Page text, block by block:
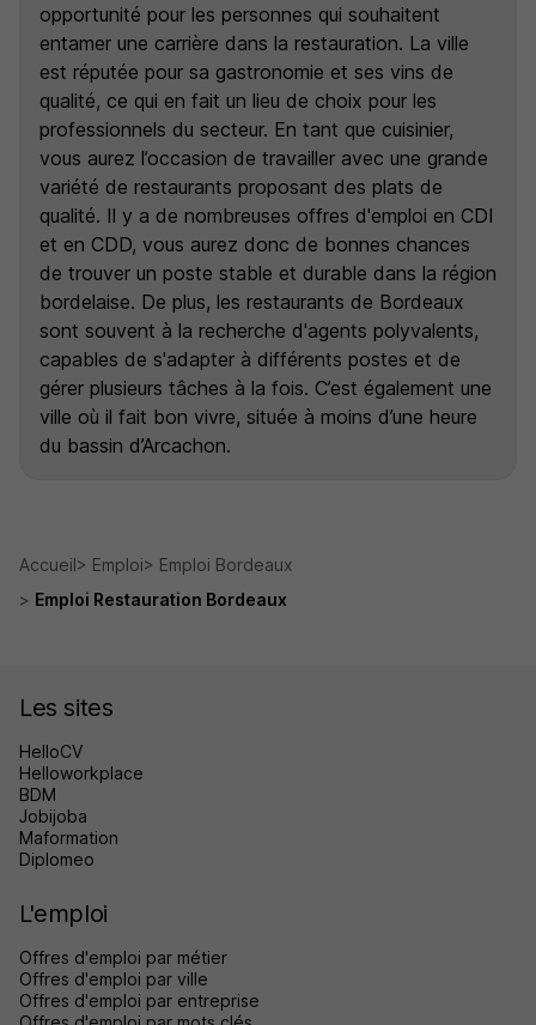
opportunité pour les personnes qui souhaitent
entamer une carrière dans la restauration. La ville
est réputée pour sa gastronomie et ses vins de
qualité, ce qui en fait un lieu de choix pour les
professionnels du secteur. En tant que cuisinier,
vous aurez l’occasion de travailler avec une grande
variété de restaurants proposant des plats de
qualité. Il y a de nombreuses offres d'emploi en CDI
et en CDD, vous aurez donc de bonnes chances
de trouver un poste stable et durable dans la région
bordelaise. De plus, les restaurants de Bordeaux
sont souvent à la recherche d'agents polyvalents,
capables de s'adapter à différents postes et de
gérer plusieurs tâches à la fois. C’est également une
ville où il fait bon vivre, située à moins d’une heure
du bassin d’Arcachon.
Accueil Emploi
Emploi Bordeaux
Emploi Restauration Bordeaux
Les sites
HelloCV
Helloworkplace
BDM
Jobijoba
Maformation
Diplomeo
L'emploi
Offres d'emploi par métier
Offres d'emploi par ville
Offres d'emploi par entreprise